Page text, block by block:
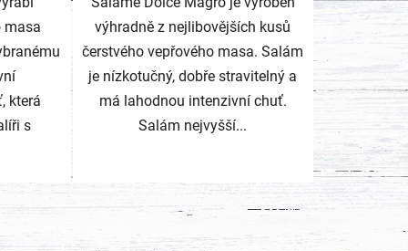
masa
která
s
výhradně z nejlibovějších kusů
čerstvého vepřového masa. Salám
je nízkotučný, dobře stravitelný a
má lahodnou intenzivní chuť.
Salám nejvyšší...